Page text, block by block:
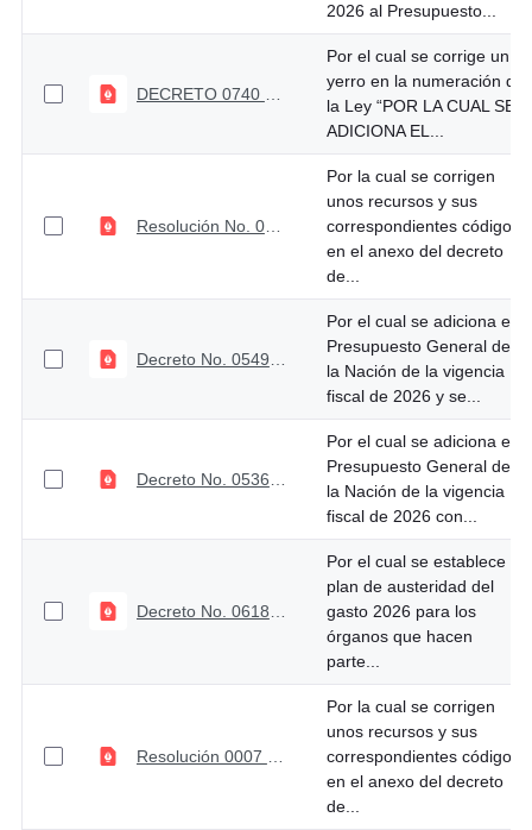
2026 al Presupuesto...
Por el cual se corrige un
yerro en la numeración de
la Ley “POR LA CUAL SE
ADICIONA EL...
Resolución No. 0013 de julio 17 de 2026
Por la cual se corrigen
unos recursos y sus
correspondientes códigos
en el anexo del decreto
de...
Por el cual se adiciona el
Presupuesto General de
la Nación de la vigencia
fiscal de 2026 y se...
Por el cual se adiciona el
Presupuesto General de
la Nación de la vigencia
fiscal de 2026 con...
Por el cual se establece el
plan de austeridad del
gasto 2026 para los
órganos que hacen
parte...
Por la cual se corrigen
unos recursos y sus
correspondientes códigos
en el anexo del decreto
de...